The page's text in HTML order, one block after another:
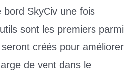
bord SkyCiv une fois
sont les premiers parmi
créés pour améliorer
de vent dans le